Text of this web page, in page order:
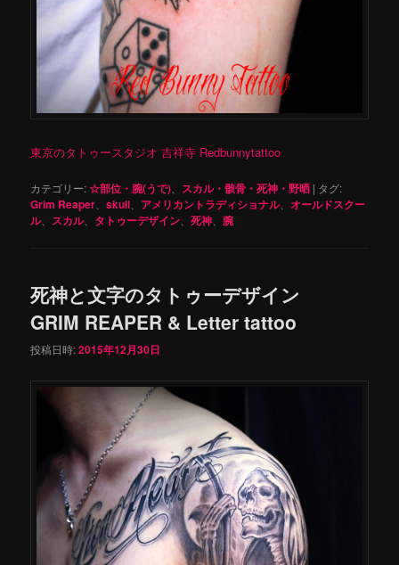
東京のタトゥースタジオ 吉祥寺 Redbunnytattoo
カテゴリー:☆部位・腕(うで)、 スカル・骸骨・死神・野晒 | タグ:
Grim Reaper、skull、 アメリカントラディショナル、オールドスクー
ル、 スカル、 タトゥーデザイン、死神、腕
死神と文字のタトゥーデザイン
GRIM REAPER & Letter tattoo
投稿日時:2015年12月30日